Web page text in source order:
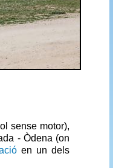
sense motor),
- Òdena (on
en un dels